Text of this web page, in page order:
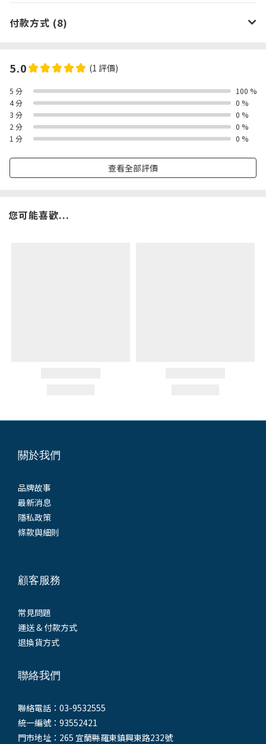
付款方式 (8)
5.0 (1 評價)
5 分
100 %
4 分
0 %
3 分
0 %
2 分
0 %
1 分
0 %
查看全部評價
您可能喜歡...
關於我們
品牌故事
最新消息
隱私政策
條款與細則
顧客服務
常見問題
運送 & 付款方式
退換貨方式
聯絡我們
聯絡電話：03-9532555
統一編號：93552421
門市地址：265 宜蘭縣羅東鎮興東路232號